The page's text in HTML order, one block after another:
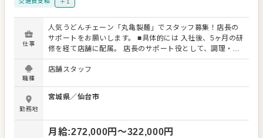
＋1
仕事
人気うどんチェーン「丸亀製麺」でスタッフ募集！店長の
サポートをお願いします。 ■具体的には 入社後、5ヶ月の研
修を経て店舗に配属。 店長のサポート役として、調理・接
客・スタッフの教育、マネジメントもじっくり学んでいた
だけます。 品質管理・衛生管理・地域のお客様に喜ばれる
★入社後の研修を始め、充実の研修制度で着実に成長でき
る環境があります！ ■評価の8割がお客様満足！ 丸亀製麺
います。 そのため、店長の評価も【売上/利益2割、お客様
満足8割】 お客様を想う行動が評価につながるため、お客
職種
店舗スタッフ
勤務地
宮城県／仙台市
月給:272,000円〜322,000円